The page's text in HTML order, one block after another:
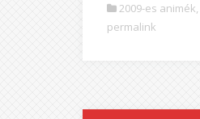
2009-es animék,
permalink